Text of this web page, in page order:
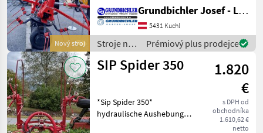
Nový stroj
Nariadkovač
Grundbichler Josef - Landmaschinen
5431 Kuchl
Stroje na
zber
objemových
Prémiový plus prodejce
SIP Spider 350
1.820
€
s DPH od
obchodníka
1.610,62 €
netto
*Sip Spider 350*
hydraulische Aushebung